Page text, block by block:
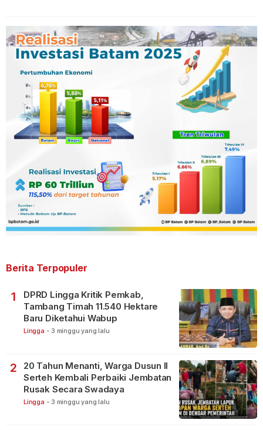
Berita Terpopuler
1
DPRD Lingga Kritik Pemkab,
Tambang Timah 11.540 Hektare
Baru Diketahui Wabup
Lingga - 3 minggu yang lalu
2
20 Tahun Menanti, Warga Dusun II
Serteh Kembali Perbaiki Jembatan
Rusak Secara Swadaya
Lingga - 3 minggu yang lalu